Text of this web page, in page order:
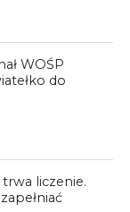
WOŚP
do
liczenie.